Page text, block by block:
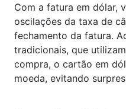
Com a fatura em dólar,
oscilações da taxa de
fechamento da fatura.
tradicionais, que
compra, o cartão em
moeda, evitando